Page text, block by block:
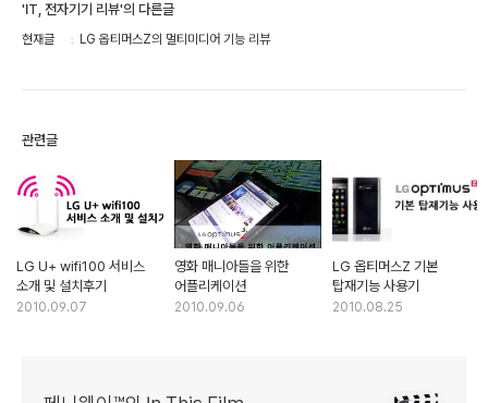
'IT, 전자기기 리뷰'의 다른글
현재글 LG 옵티머스Z의 멀티미디어 기능 리뷰
관련글
LG U+ wifi100 서비스
소개 및 설치후기
2010.09.07
영화 매니아들을 위한
어플리케이션
2010.09.06
LG 옵티머스Z 기본
탑재기능 사용기
2010.08.25